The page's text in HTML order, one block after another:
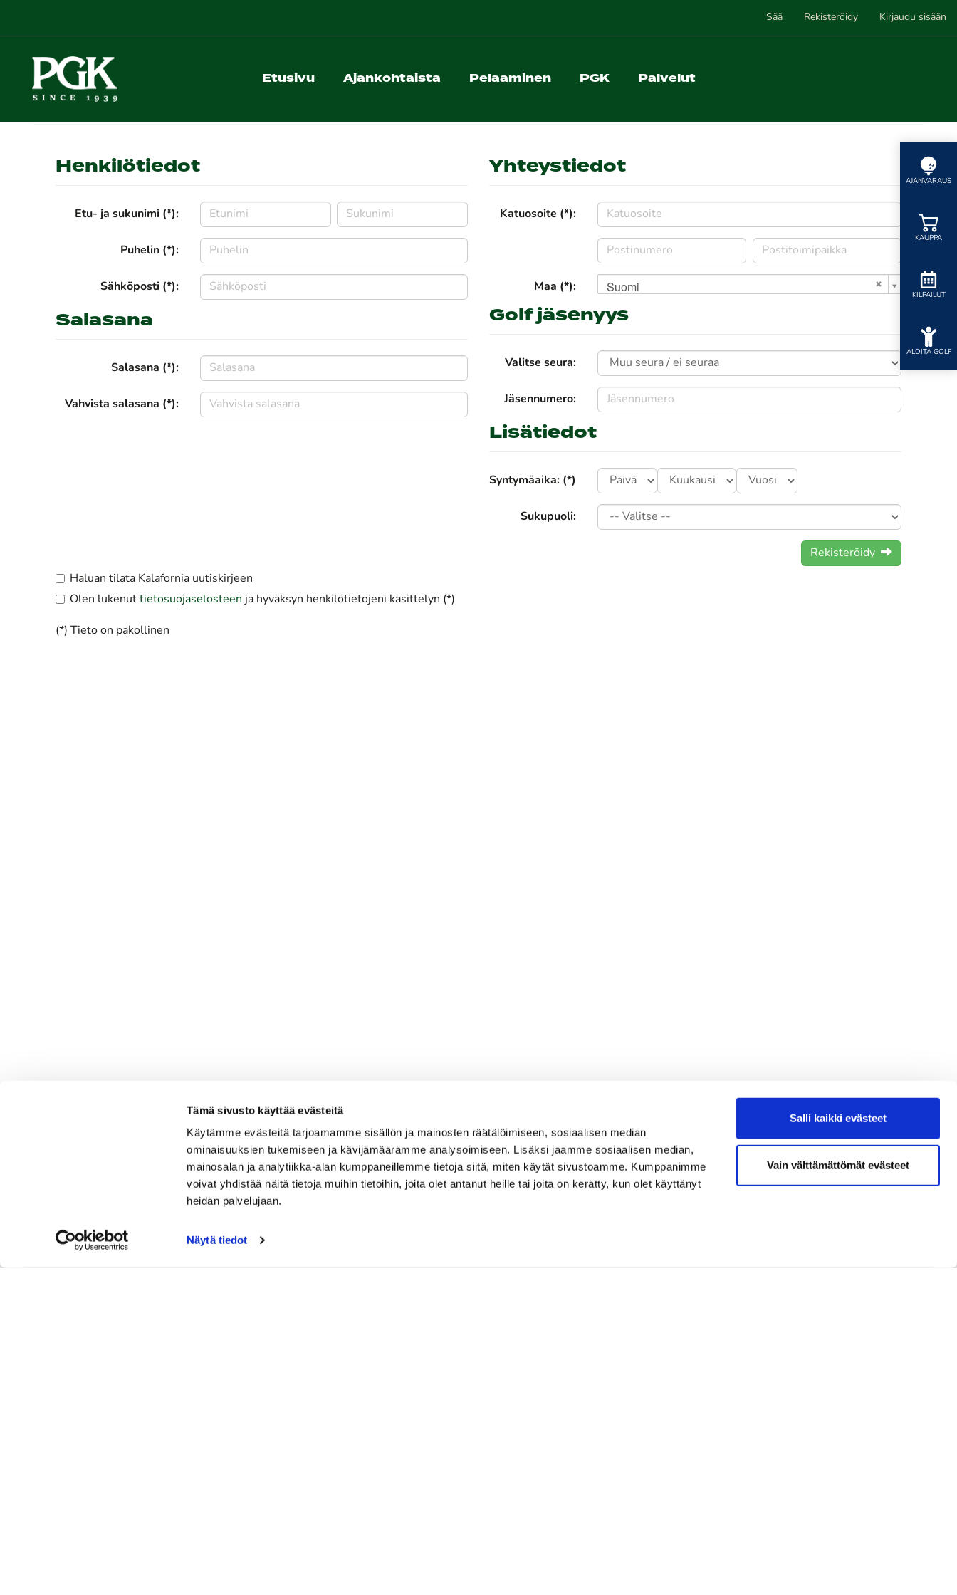
Tämä sivusto käyttää evästeitä
Käytämme evästeitä tarjoamamme sisällön ja mainosten räätälöimiseen, sosiaalisen median
ominaisuuksien tukemiseen ja kävijämäärämme analysoimiseen. Lisäksi jaamme sosiaalisen median,
mainosalan ja analytiikka-alan kumppaneillemme tietoja siitä, miten käytät sivustoamme. Kumppanimme
voivat yhdistää näitä tietoja muihin tietoihin, joita olet antanut heille tai joita on kerätty, kun olet käyttänyt
heidän palvelujaan.
Näytä tiedot
Salli kaikki evästeet
Vain välttämättömät evästeet
Sää Rekisteröidy Kirjaudu sisään
Etusivu Ajankohtaista Pelaaminen PGK Palvelut
AJANVARAUS
KAUPPA
KILPAILUT
ALOITA GOLF
Henkilötiedot
Etu- ja sukunimi (*):
Puhelin (*):
Sähköposti (*):
Salasana
Salasana (*):
Vahvista salasana (*):
Yhteystiedot
Katuosoite (*):
Maa (*): Suomi
Golf jäsenyys
Valitse seura:
Jäsennumero:
Lisätiedot
Syntymäaika: (*)
Sukupuoli:
Rekisteröidy
Haluan tilata Kalafornia uutiskirjeen
Olen lukenut tietosuojaselosteen ja hyväksyn henkilötietojeni käsittelyn (*)
(*) Tieto on pakollinen